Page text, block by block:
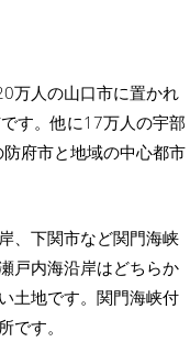
万人の山口市に置かれ
す。他に17万人の宇部
府市と地域の中心都市
、下関市など関門海峡
戸内海沿岸はどちらか
土地です。関門海峡付
です。